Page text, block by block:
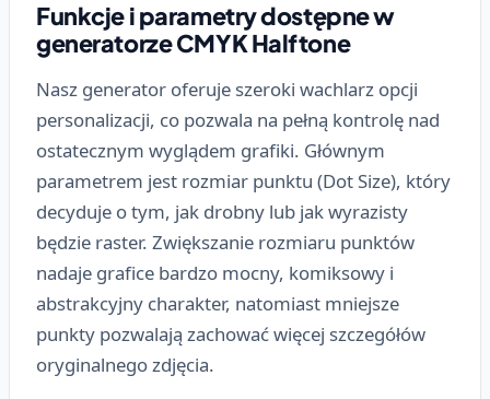
Funkcje i parametry dostępne w
generatorze CMYK Halftone
Nasz generator oferuje szeroki wachlarz opcji
personalizacji, co pozwala na pełną kontrolę nad
ostatecznym wyglądem grafiki. Głównym
parametrem jest rozmiar punktu (Dot Size), który
decyduje o tym, jak drobny lub jak wyrazisty
będzie raster. Zwiększanie rozmiaru punktów
nadaje grafice bardzo mocny, komiksowy i
abstrakcyjny charakter, natomiast mniejsze
punkty pozwalają zachować więcej szczegółów
oryginalnego zdjęcia.